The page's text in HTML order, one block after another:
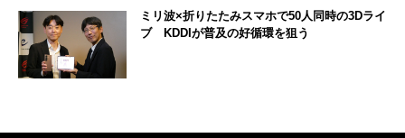
ミリ波×折りたたみスマホで50人同時の3Dライ
ブ KDDIが普及の好循環を狙う